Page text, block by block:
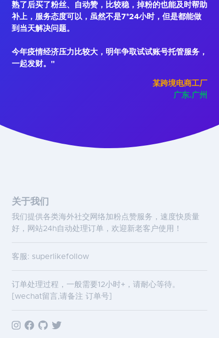
熟了后买了粉丝、自动赞，比较稳，掉粉的也能及时帮助
补上，服务态度可以，虽然不是7*24小时，但是都能做
到当天解决问题。
今年疫情经济压力比较大，明年争取试试账号托管服务，
一起发财。"
某跨境电商工厂
广东.广州
关于我们
我们提供各类海外社交网络加粉点赞服务，速度快质量
好，网站24h自动处理订单，欢迎新老客户使用！
客服: superlikefollow
订单处理过程，一般需要12小时+，请耐心等待。
[wechat留言,请备注 订单号]